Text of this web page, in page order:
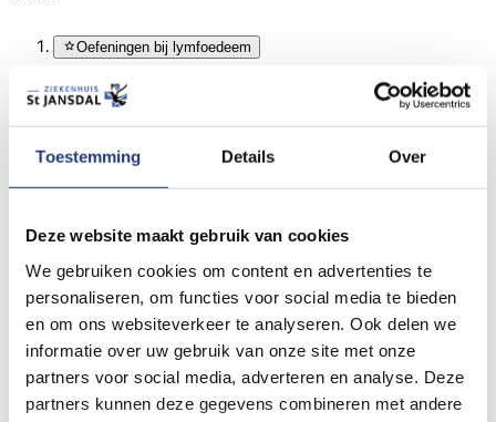
Toestemming Details Over
Deze website maakt gebruik van cookies
We gebruiken cookies om content en advertenties te
personaliseren, om functies voor social media te bieden
en om ons websiteverkeer te analyseren. Ook delen we
informatie over uw gebruik van onze site met onze
partners voor social media, adverteren en analyse. Deze
partners kunnen deze gegevens combineren met andere
Oefeningen bij lymfoedeem
Oefeningen bij lymfoedeem
Oefeningen bij risico op
lymfeoedeem
Deze oefeningen zijn bedoeld om het vocht dat in uw arm of
hand zit te doen verminderen of om te voorkomen. Allereerst is
het belangrijk om uw arm niet naar beneden te laten hangen,
maar om hoger neer te leggen, opdat de zwaartekracht er